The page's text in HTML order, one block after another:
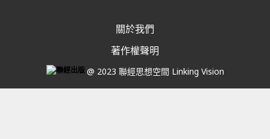
關於我們
著作權聲明
@ 2023 聯經思想空間 Linking Vision